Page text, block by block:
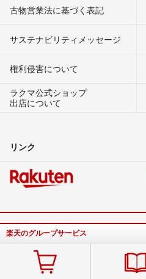
古物営業法に基づく表記
サステナビリティメッセージ
権利侵害について
ラクマ公式ショップ
出店について
リンク
楽天のグループサービス